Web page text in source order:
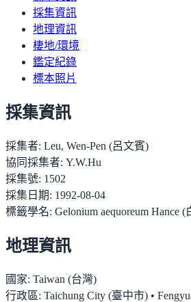
採集資訊
地理資訊
棲地/環境
鑑定紀錄
標本照片
採集資訊
採集者: Leu, Wen-Pen (呂文賓)
協同採集者: Y.W.Hu
採集號: 1502
採集日期: 1992-08-04
標籤學名: Gelonium aequoreum Hance (
地理資訊
國家: Taiwan (台灣)
行政區: Taichung City (臺中市) •